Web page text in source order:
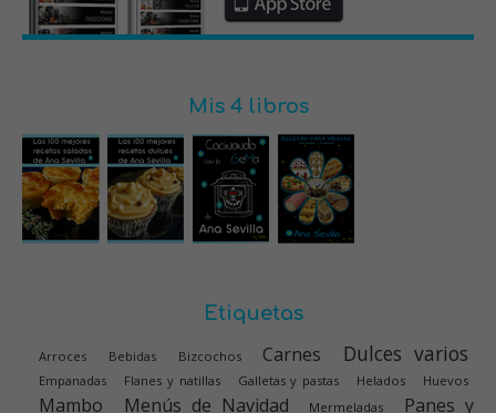
Mis 4 libros
Etiquetas
Arroces Bebidas Bizcochos Carnes Dulces varios
Empanadas Flanes y natillas Galletas y pastas Helados Huevos
Mambo Menús de Navidad Mermeladas
Panes y